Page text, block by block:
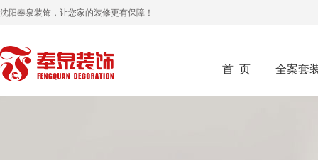
沈阳奉泉装饰，让您家的装修更有保障！
首 页 全案套